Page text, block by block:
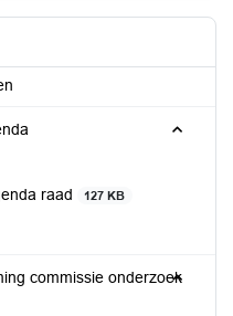
raad
127 KB
commissie onderzoek